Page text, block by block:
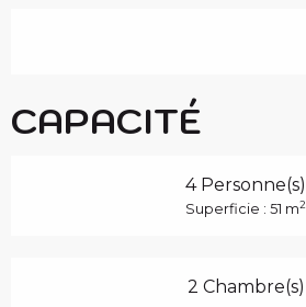
CAPACITÉ
4 Personne(s)
Superficie : 51 m2
2 Chambre(s)